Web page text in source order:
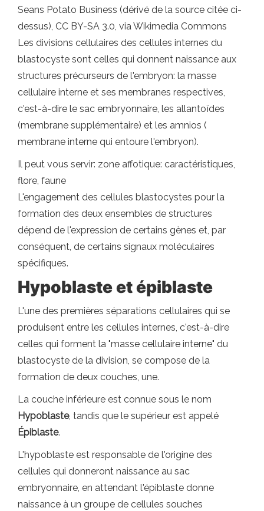
Seans Potato Business (dérivé de la source citée ci-
dessus), CC BY-SA 3.0, via Wikimedia Commons
Les divisions cellulaires des cellules internes du
blastocyste sont celles qui donnent naissance aux
structures précurseurs de l'embryon: la masse
cellulaire interne et ses membranes respectives,
c'est-à-dire le sac embryonnaire, les allantoïdes
(membrane supplémentaire) et les amnios (
membrane interne qui entoure l'embryon).
Il peut vous servir: zone affotique: caractéristiques,
flore, faune
L'engagement des cellules blastocystes pour la
formation des deux ensembles de structures
dépend de l'expression de certains gènes et, par
conséquent, de certains signaux moléculaires
spécifiques.
Hypoblaste et épiblaste
L'une des premières séparations cellulaires qui se
produisent entre les cellules internes, c'est-à-dire
celles qui forment la "masse cellulaire interne" du
blastocyste de la division, se compose de la
formation de deux couches, une.
La couche inférieure est connue sous le nom
Hypoblaste, tandis que le supérieur est appelé
Épiblaste.
L'hypoblaste est responsable de l'origine des
cellules qui donneront naissance au sac
embryonnaire, en attendant l'épiblaste donne
naissance à un groupe de cellules souches